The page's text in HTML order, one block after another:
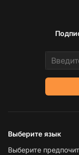
Email
Выберите язык
Выберите